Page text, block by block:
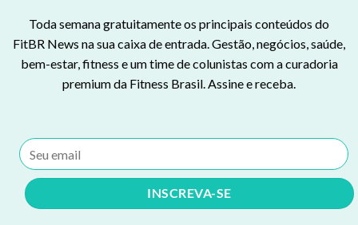
Toda semana gratuitamente os principais conteúdos do
FitBR News na sua caixa de entrada. Gestão, negócios, saúde,
bem-estar, fitness e um time de colunistas com a curadoria
premium da Fitness Brasil. Assine e receba.